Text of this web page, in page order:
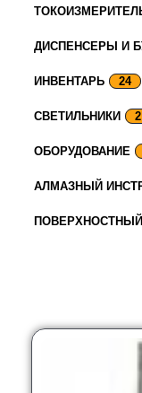
ДИСПЕНСЕРЫ И
ИНВЕНТАРЬ 24
СВЕТИЛЬНИКИ 2
ОБОРУДОВАНИЕ
АЛМАЗНЫЙ